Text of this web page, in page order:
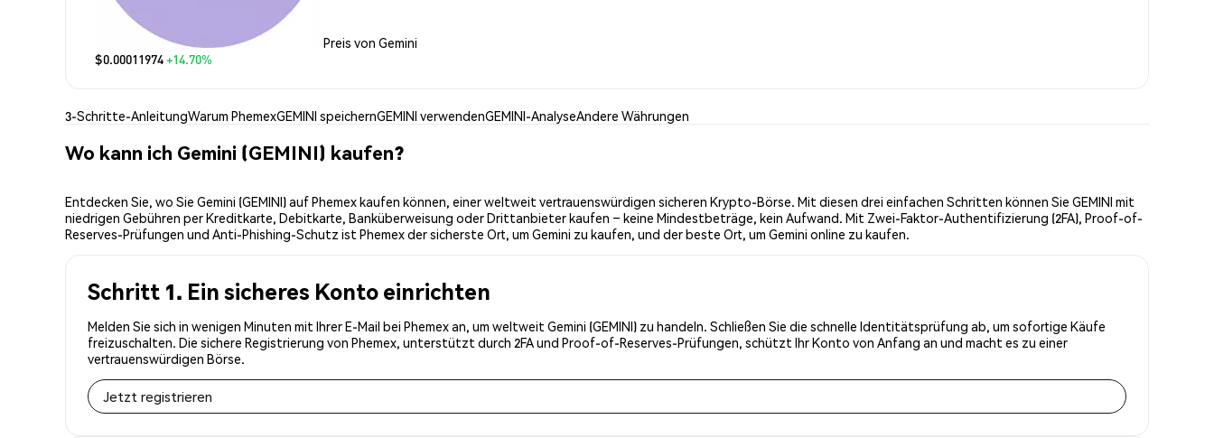
Preis von Gemini
$0.00011974+14.70%
3-Schritte-AnleitungWarum PhemexGEMINI speichernGEMINI verwendenGEMINI-AnalyseAndere Währungen
Wo kann ich Gemini (GEMINI) kaufen?
Entdecken Sie, wo Sie Gemini (GEMINI) auf Phemex kaufen können, einer weltweit vertrauenswürdigen sicheren Krypto-Börse. Mit diesen drei einfachen Schritten können Sie GEMINI mit
niedrigen Gebühren per Kreditkarte, Debitkarte, Banküberweisung oder Drittanbieter kaufen – keine Mindestbeträge, kein Aufwand. Mit Zwei-Faktor-Authentifizierung (2FA), Proof-of-
Reserves-Prüfungen und Anti-Phishing-Schutz ist Phemex der sicherste Ort, um Gemini zu kaufen, und der beste Ort, um Gemini online zu kaufen.
Schritt 1. Ein sicheres Konto einrichten
Melden Sie sich in wenigen Minuten mit Ihrer E-Mail bei Phemex an, um weltweit Gemini (GEMINI) zu handeln. Schließen Sie die schnelle Identitätsprüfung ab, um sofortige Käufe
freizuschalten. Die sichere Registrierung von Phemex, unterstützt durch 2FA und Proof-of-Reserves-Prüfungen, schützt Ihr Konto von Anfang an und macht es zu einer
vertrauenswürdigen Börse.
Jetzt registrieren